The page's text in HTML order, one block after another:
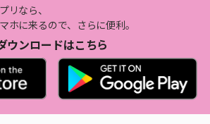
リなら、
ホに来るので、さらに便利。
ウンロードはこちら